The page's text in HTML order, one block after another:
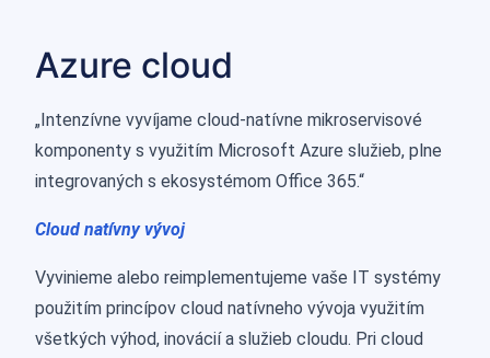
Azure cloud
„Intenzívne vyvíjame cloud-natívne mikroservisové
komponenty s využitím Microsoft Azure služieb, plne
integrovaných s ekosystémom Office 365.“
Cloud natívny vývoj
Vyvinieme alebo reimplementujeme vaše IT systémy
použitím princípov cloud natívneho vývoja využitím
všetkých výhod, inovácií a služieb cloudu. Pri cloud